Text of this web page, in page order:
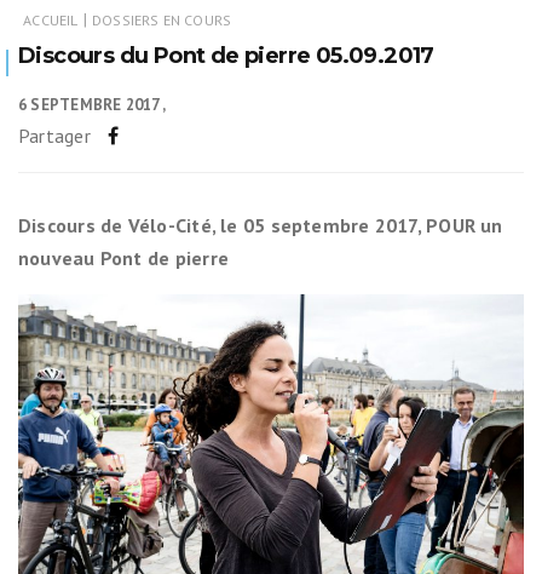
ACCUEIL | DOSSIERS EN COURS
Discours du Pont de pierre 05.09.2017
6 SEPTEMBRE 2017
Partager
Discours de Vélo-Cité, le 05 septembre 2017, POUR un
nouveau Pont de pierre